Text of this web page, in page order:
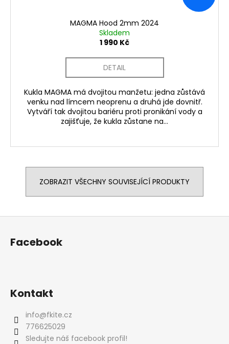
MAGMA Hood 2mm 2024
Skladem
1 990 Kč
DETAIL
Kukla MAGMA má dvojitou manžetu: jedna zůstává
venku nad límcem neoprenu a druhá jde dovnitř.
Vytváří tak dvojitou bariéru proti pronikání vody a
zajišťuje, že kukla zůstane na...
ZOBRAZIT VŠECHNY SOUVISEJÍCÍ PRODUKTY
Z
Facebook
Kontakt
info@fkite.cz
776625029
Sledujte náš facebook profil!